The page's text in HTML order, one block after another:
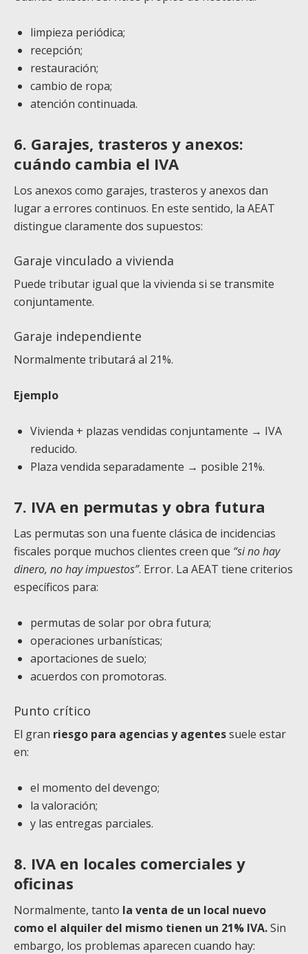
limpieza periódica;
recepción;
restauración;
cambio de ropa;
atención continuada.
6. Garajes, trasteros y anexos:
cuándo cambia el IVA
Los anexos como garajes, trasteros y anexos dan
lugar a errores continuos. En este sentido, la AEAT
distingue claramente dos supuestos:
Garaje vinculado a vivienda
Puede tributar igual que la vivienda si se transmite
conjuntamente.
Garaje independiente
Normalmente tributará al 21%.
Ejemplo
Vivienda + plazas vendidas conjuntamente → IVA
reducido.
Plaza vendida separadamente → posible 21%.
7. IVA en permutas y obra futura
Las permutas son una fuente clásica de incidencias
fiscales porque muchos clientes creen que “si no hay
dinero, no hay impuestos”. Error. La AEAT tiene criterios
específicos para:
permutas de solar por obra futura;
operaciones urbanísticas;
aportaciones de suelo;
acuerdos con promotoras.
Punto crítico
El gran riesgo para agencias y agentessuele estar
en:
el momento del devengo;
la valoración;
y las entregas parciales.
8. IVA en locales comerciales y
oficinas
Normalmente, tanto la venta de un local nuevo
como el alquiler del mismo tienen un 21% IVA.Sin
embargo, los problemas aparecen cuando hay: